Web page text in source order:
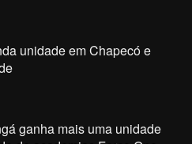
unidade em Chapecó e
ganha mais uma unidade